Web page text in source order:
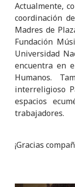
Actualmente,
coordinación
Madres de
Fundación
Universidad
encuentra en
Humanos.
interreligioso
espacios
trabajadores.
¡Gracias